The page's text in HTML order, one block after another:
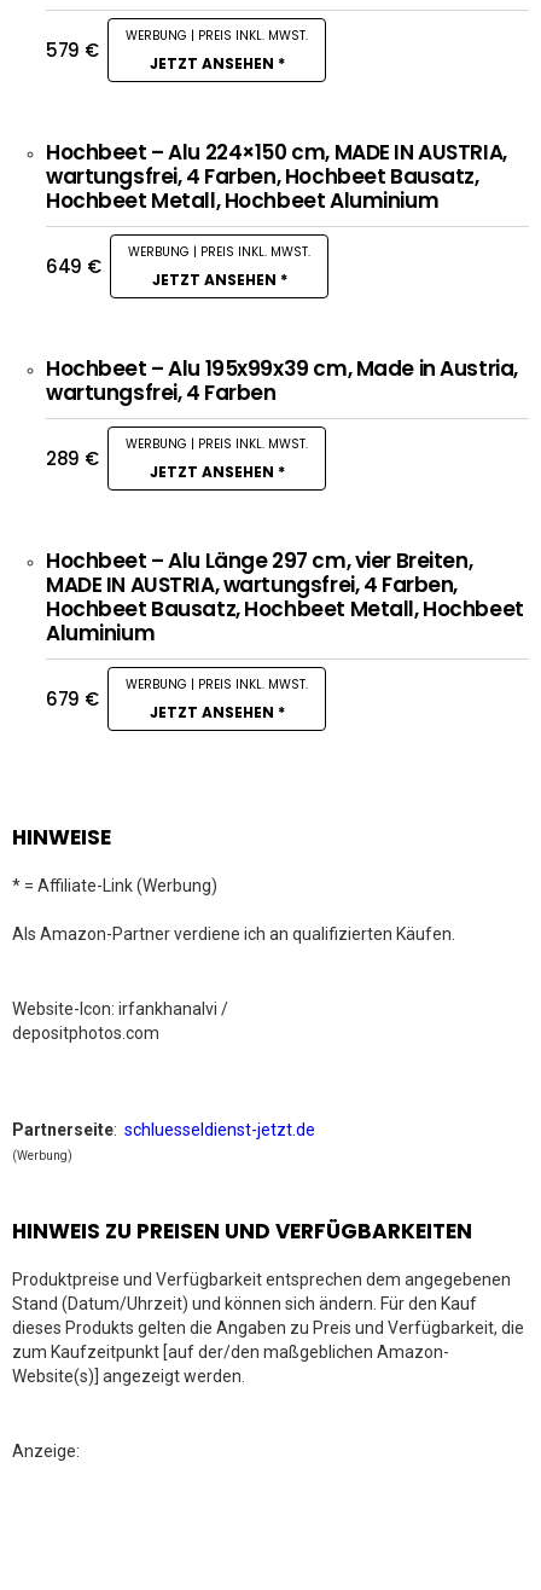
579 €
JETZT ANSEHEN *
Hochbeet – Alu 224×150 cm, MADE IN AUSTRIA,
wartungsfrei, 4 Farben, Hochbeet Bausatz,
Hochbeet Metall, Hochbeet Aluminium
649 €
JETZT ANSEHEN *
Hochbeet – Alu 195x99x39 cm, Made in Austria,
wartungsfrei, 4 Farben
289 €
JETZT ANSEHEN *
Hochbeet – Alu Länge 297 cm, vier Breiten,
MADE IN AUSTRIA, wartungsfrei, 4 Farben,
Hochbeet Bausatz, Hochbeet Metall, Hochbeet
Aluminium
679 €
JETZT ANSEHEN *
HINWEISE
* = Affiliate-Link (Werbung)
Als Amazon-Partner verdiene ich an qualifizierten Käufen.
Website-Icon: irfankhanalvi /
depositphotos.com
Partnerseite: schluesseldienst-jetzt.de
(Werbung)
HINWEIS ZU PREISEN UND VERFÜGBARKEITEN
Produktpreise und Verfügbarkeit entsprechen dem angegebenen
Stand (Datum/Uhrzeit) und können sich ändern. Für den Kauf
dieses Produkts gelten die Angaben zu Preis und Verfügbarkeit, die
zum Kaufzeitpunkt [auf der/den maßgeblichen Amazon-
Website(s)] angezeigt werden.
Anzeige: